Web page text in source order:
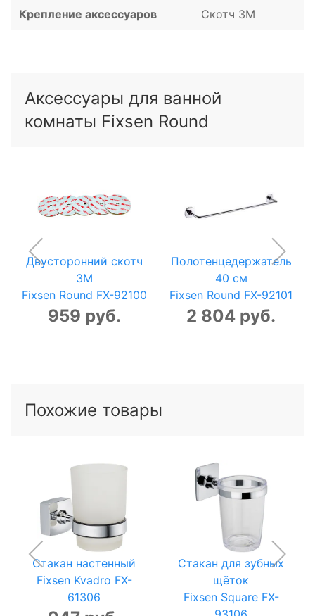
Крепление аксессуаров Скотч 3M
Аксессуары для ванной
комнаты Fixsen Round
Двусторонний скотч
3M
Fixsen Round FX-92100
959 руб.
Полотенцедержатель
40 см
Fixsen Round FX-92101
2 804 руб.
Похожие товары
Стакан настенный
Fixsen Kvadro FX-
61306
Стакан для зубных
щёток
Fixsen Square FX-